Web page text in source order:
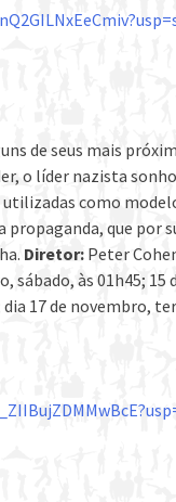
de seus mais
o líder nazista
como
que por
Diretor: Peter
sábado, às 01h45; 15
17 de novembro,